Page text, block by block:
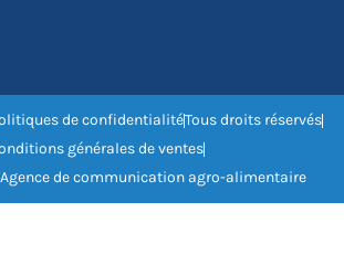
de confidentialitéTous droits réservés
générales de ventes
de communication agro-alimentaire